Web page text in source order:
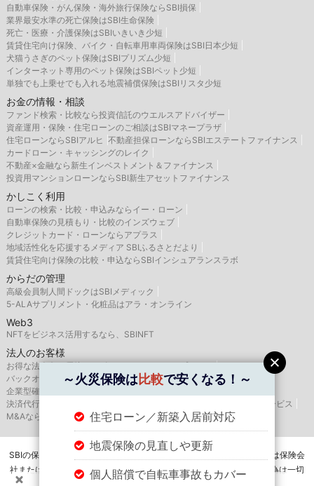
自動車保険・がん保険・海外旅行保険ならSBI損保
業界最安水準の死亡保険はSBI生命保険
死亡・医療・介護保険はSBIいきいき少短
賃貸住宅向け保険、バイク・自転車用車両保険はSBI日本少短
犬猫うさぎのペット保険はSBIプリズム少短
インターネット専用のペット保険はSBIペット少短
単独でも上乗せでも入れる地震補償保険はSBIリスタ少短
お金の情報・相談
ファンド検索・比較なら投資信託のウエルスアドバイザー
資産運用・保険・住宅ローンのご相談はSBIマネープラザ
住宅ローンならSBIアルヒ 不動産担保ローンならSBIエステートファイナンス
カードローン・キャッシングのレイク
不動産×金融なら新生インベストメント＆ファイナンス
投資用マンションローンならSBI新生アセットファイナンス
かしこく利用
ローンの検索・比較・申込みならイー・ローン
自動車保険の見積もり・比較のインズウェブ
クレジットカード・ローンならアプラス
地域活性化を応援するメディア SBIふるさとだより
賃貸住宅向け保険の比較・申込ならSBIインシュアランスラボ
からだの管理
高級会員制人間ドックはSBIメディック
5-ALAサプリメント・化粧品はアラ・オンライン
Web3
NFTをビジネス活用するなら、SBINFT
法人のお客様
お得な法人向け優待サービスならSBIバリュープレイス
バックオフィス支援はSBIビジネス・ソリューションズ
企業型確定拠出年金のSBIベネフィット・システムズ
決済代行サービスはゼウス
航空機・船舶リースならSBIリーシングサービス
M&AならSBI辻・本郷M&A
SBIの保険比較インズウェブを運営するSBIホールディングス株式会社は保険会
社または保険代理店ではありませんので、保険の媒介・募集・販売行為は一切
～火災保険は比較で安くなる！～
住宅ローン／新築入居前対応
地震保険の見直しや更新
個人賠償で自転車事故もカバー